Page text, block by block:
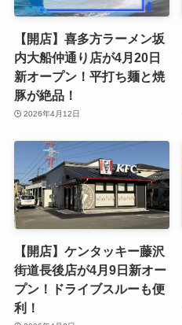
【開店】喜多方ラーメン坂
内大船仲通り店が4月20日
新オープン！平打ち麺と焼
豚が絶品！
2026年4月12日
【開店】ケンタッキー藤沢
街道長後店が4月9日新オー
プン！ドライブスルーも便
利！